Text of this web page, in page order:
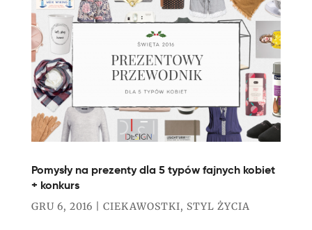
Pomysły na prezenty dla 5 typów fajnych kobiet
+ konkurs
GRU 6, 2016 CIEKAWOSTKI, STYL ŻYCIA